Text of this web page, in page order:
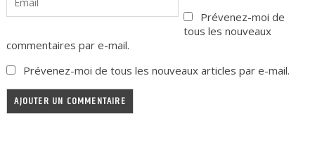
Prévenez-moi de
tous les nouveaux
commentaires par e-mail.
Prévenez-moi de tous les nouveaux articles par e-mail.